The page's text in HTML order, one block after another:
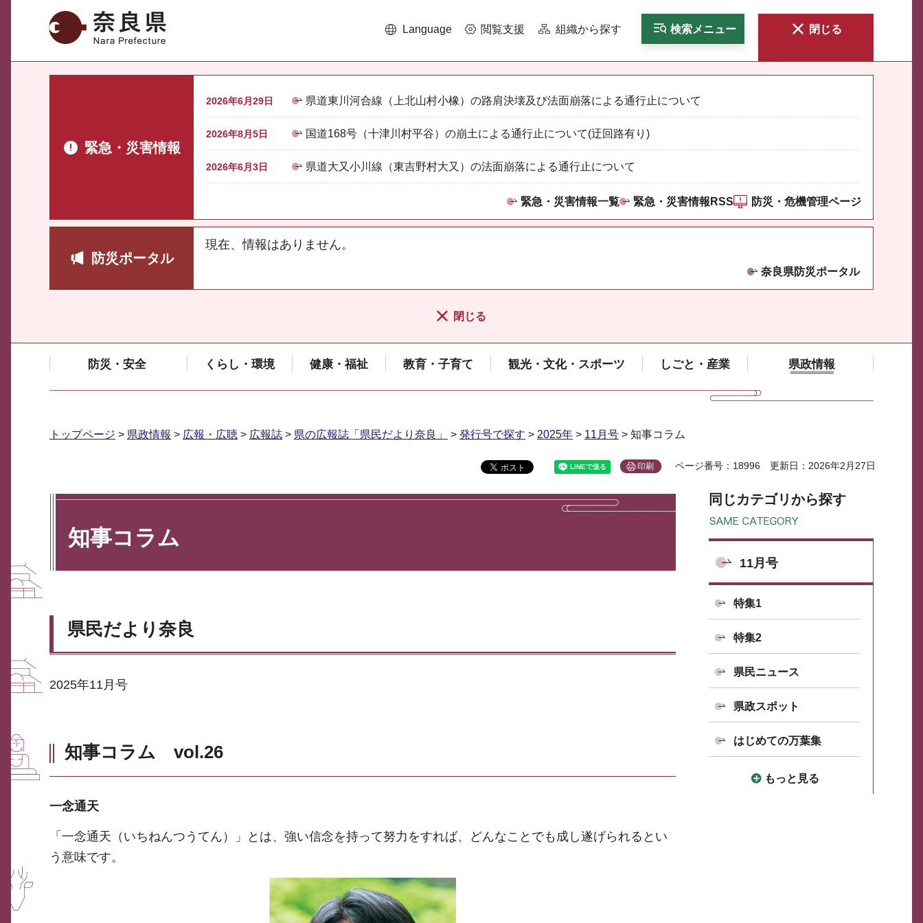
奈良県 Language 閲覧支援 組織から探す 検索メニュー 閉じる
緊急・災害情報
2026年6月29日 県道東川河合線（上北山村小橡）の路肩決壊及び法面崩落による通行止について
2026年8月5日 国道168号（十津川村平谷）の崩土による通行止について(迂回路有り)
2026年6月3日 県道大又小川線（東吉野村大又）の法面崩落による通行止について
緊急・災害情報一覧 緊急・災害情報RSS 防災・危機管理ページ
防災ポータル
現在、情報はありません。
奈良県防災ポータル
閉じる
防災・安全 くらし・環境 健康・福祉 教育・子育て 観光・文化・スポーツ しごと・産業 県政情報
トップページ > 県政情報 > 広報・広聴 > 広報誌 > 県の広報誌「県民だより奈良」 > 発行号で探す > 2025年 > 11月号 > 知事コラム
印刷 ページ番号：18996 更新日：2026年2月27日
知事コラム
県民だより奈良
2025年11月号
知事コラム vol.26
一念通天
「一念通天（いちねんつうてん）」とは、強い信念を持って努力をすれば、どんなことでも成し遂げられるとい
う意味です。
同じカテゴリから探す
11月号
特集1
特集2
県民ニュース
県政スポット
はじめての万葉集
もっと見る